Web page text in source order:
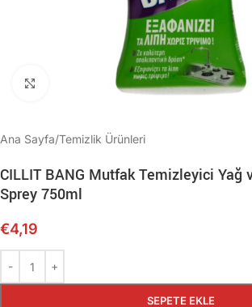
Büyütmek için tıklayın
Ana Sayfa/Temizlik Ürünleri
CILLIT BANG Mutfak Temizleyici Yağ
Sprey 750ml
€4,19
SEPETE EKLE